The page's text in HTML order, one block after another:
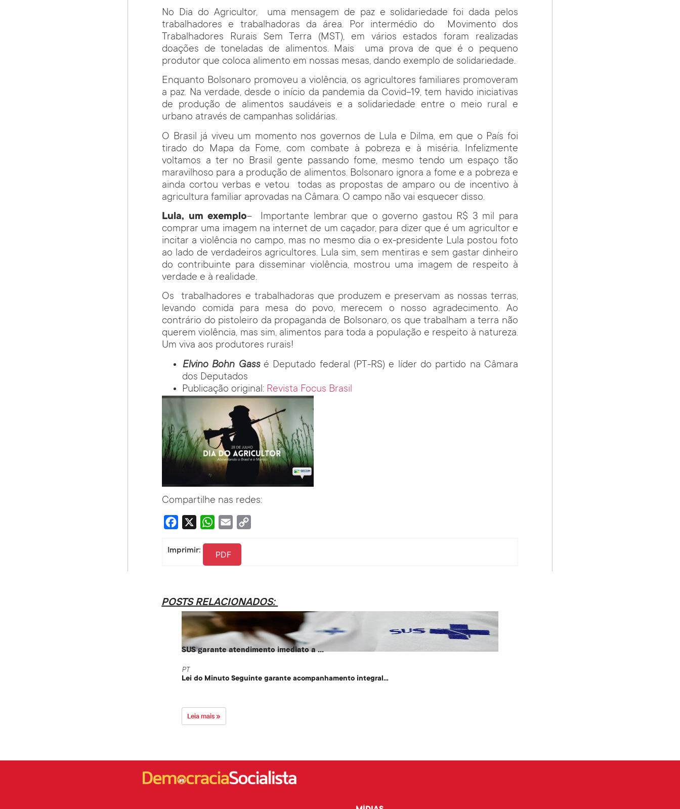
No Dia do Agricultor, uma mensagem de paz e solidariedade foi dada pelos
trabalhadores e trabalhadoras da área. Por intermédio do Movimento dos
Trabalhadores Rurais Sem Terra (MST), em vários estados foram realizadas
doações de toneladas de alimentos. Mais uma prova de que é o pequeno
produtor que coloca alimento em nossas mesas, dando exemplo de solidariedade.
Enquanto Bolsonaro promoveu a violência, os agricultores familiares promoveram
a paz. Na verdade, desde o início da pandemia da Covid-19, tem havido iniciativas
de produção de alimentos saudáveis e a solidariedade entre o meio rural e
urbano através de campanhas solidárias.
O Brasil já viveu um momento nos governos de Lula e Dilma, em que o País foi
tirado do Mapa da Fome, com combate à pobreza e à miséria. Infelizmente
voltamos a ter no Brasil gente passando fome, mesmo tendo um espaço tão
maravilhoso para a produção de alimentos. Bolsonaro ignora a fome e a pobreza e
ainda cortou verbas e vetou todas as propostas de amparo ou de incentivo à
agricultura familiar aprovadas na Câmara. O campo não vai esquecer disso.
Lula, um exemplo– Importante lembrar que o governo gastou R$ 3 mil para
comprar uma imagem na internet de um caçador, para dizer que é um agricultor e
incitar a violência no campo, mas no mesmo dia o ex-presidente Lula postou foto
ao lado de verdadeiros agricultores. Lula sim, sem mentiras e sem gastar dinheiro
do contribuinte para disseminar violência, mostrou uma imagem de respeito à
verdade e à realidade.
Os trabalhadores e trabalhadoras que produzem e preservam as nossas terras,
levando comida para mesa do povo, merecem o nosso agradecimento. Ao
contrário do pistoleiro da propaganda de Bolsonaro, os que trabalham a terra não
querem violência, mas sim, alimentos para toda a população e respeito à natureza.
Um viva aos produtores rurais!
Elvino Bohn Gass é Deputado federal (PT-RS) e líder do partido na Câmara
dos Deputados
Publicação original: Revista Focus Brasil
Compartilhe nas redes:
Facebook WhatsApp
Email
Imprimir: PDF
POSTS RELACIONADOS:
SUS garante atendimento imediato a ...
PT
Lei do Minuto Seguinte garante acompanhamento integral...
Leia mais »